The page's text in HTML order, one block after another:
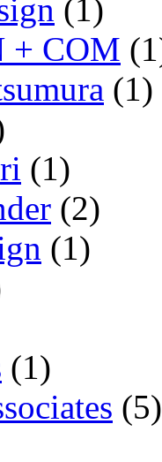
(1)
+ COM
(1)
(1)
(2)
(1)
(1)
(5)